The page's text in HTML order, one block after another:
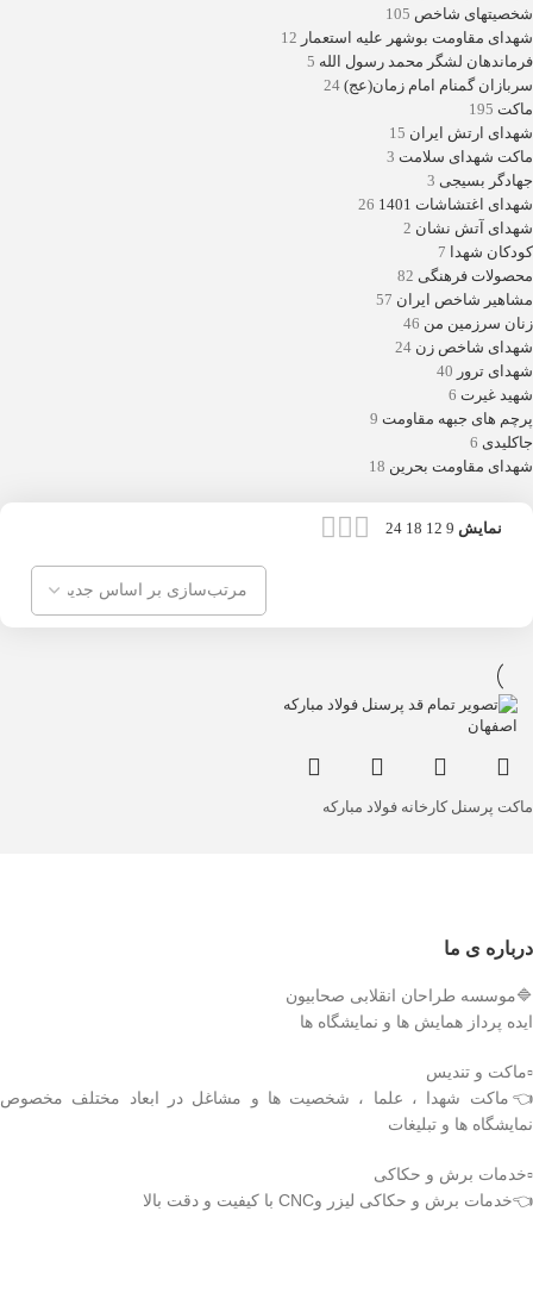
شخصیتهای شاخص 105
شهدای مقاومت بوشهر علیه استعمار 12
فرماندهان لشگر محمد رسول الله 5
سربازان گمنام امام زمان(عج) 24
ماکت 195
شهدای ارتش ایران 15
ماکت شهدای سلامت 3
جهادگر بسیجی 3
شهدای اغتشاشات 1401
26
شهدای آتش نشان 2
کودکان شهدا 7
محصولات فرهنگی 82
مشاهیر شاخص ایران 57
زنان سرزمین من 46
شهدای شاخص زن 24
شهدای ترور 40
شهید غیرت 6
پرچم های جبهه مقاومت 9
جاکلیدی 6
شهدای مقاومت بحرین 18
نمایش 9
12
18
24
ماکت پرسنل کارخانه فولاد مبارکه
درباره ی ما
🔷موسسه طراحان انقلابی صحابیون
ایده پرداز همایش ها و نمایشگاه ها
▫️ماکت و تندیس
👈ماکت شهدا ، علما ، شخصیت ها و مشاغل در ابعاد مختلف مخصوص
نمایشگاه ها و تبلیغات
▫️خدمات برش و حکاکی
👈خدمات برش و حکاکی لیزر وCNC با کیفیت و دقت بالا